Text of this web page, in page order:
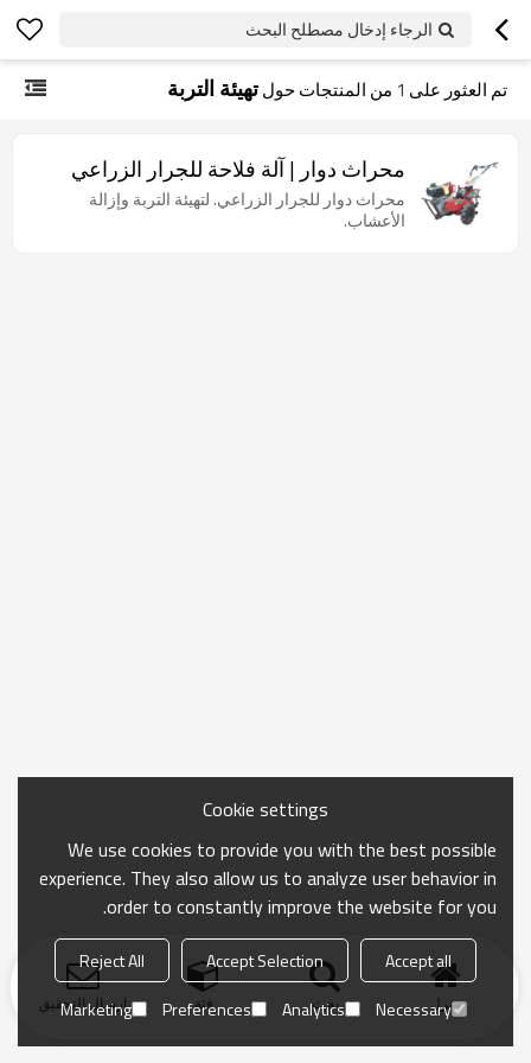
الرجاء إدخال مصطلح البحث
تم العثور على 1 من المنتجات حولتهيئة التربة
محراث دوار | آلة فلاحة للجرار الزراعي
محراث دوار للجرار الزراعي. لتهيئة التربة وإزالة
الأعشاب.
منزل بحث فئة ارسال التحقيق
Cookie settings
We use cookies to provide you with the best possible
experience. They also allow us to analyze user behavior in
order to constantly improve the website for you.
Accept all
Accept Selection
Reject All
Necessary
Analytics
Preferences
Marketing